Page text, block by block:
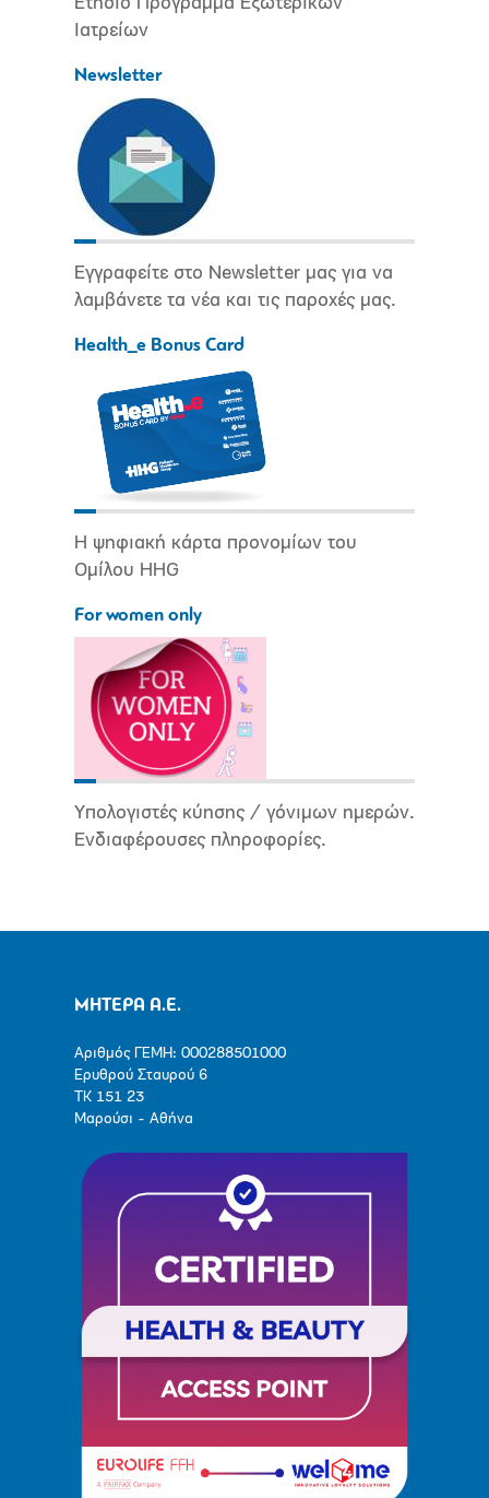
Ιατρείων
Newsletter
Εγγραφείτε στο Newsletter μας για να
λαμβάνετε τα νέα και τις παροχές μας.
Health_e Bonus Card
Η ψηφιακή κάρτα προνομίων του
Ομίλου HHG
For women only
Υπολογιστές κύησης / γόνιμων ημερών.
Ενδιαφέρουσες πληροφορίες.
ΜΗΤΕΡΑ Α.Ε.
Αριθμός ΓΕΜΗ: 000288501000
Ερυθρού Σταυρού 6
ΤΚ 151 23
Μαρούσι - Αθήνα